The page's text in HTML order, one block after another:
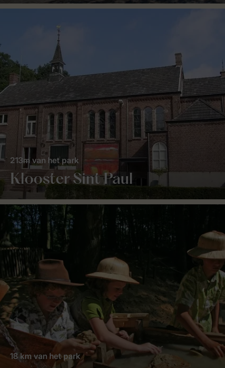
Klooster Sint Paul
213m van het park
18 km van het park